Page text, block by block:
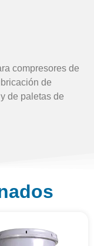
compresores de
de
de paletas de